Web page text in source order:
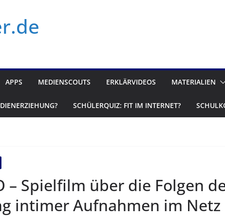
APPS MEDIENSCOUTS ERKLÄRVIDEOS MATERIALIEN
SCHÜLERQUIZ: FIT IM INTERNET?
– Spielfilm über die Folgen
intimer Aufnahmen im Netz